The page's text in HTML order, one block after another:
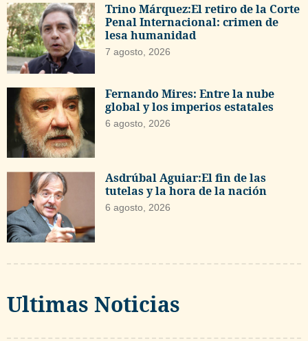
Trino Márquez:El retiro de la Corte
Penal Internacional: crimen de
lesa humanidad
7 agosto, 2026
Fernando Mires: Entre la nube
global y los imperios estatales
6 agosto, 2026
Asdrúbal Aguiar:El fin de las
tutelas y la hora de la nación
6 agosto, 2026
Ultimas Noticias